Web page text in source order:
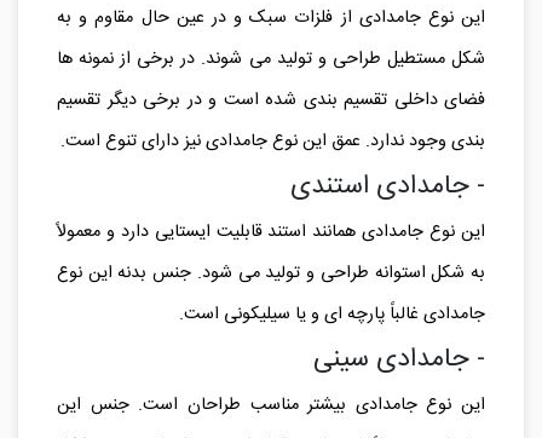
- جامدادی فلزی
این نوع جامدادی از فلزات سبک و در عین حال مقاوم و به
شکل مستطیل طراحی و تولید می شوند. در برخی از نمونه ها
فضای داخلی تقسیم بندی شده است و در برخی دیگر تقسیم
بندی وجود ندارد. عمق این نوع جامدادی نیز دارای تنوع است.
- جامدادی استندی
این نوع جامدادی همانند استند قابلیت ایستایی دارد و معمولاً
به شکل استوانه طراحی و تولید می شود. جنس بدنه این نوع
جامدادی غالباً پارچه ای و یا سیلیکونی است.
- جامدادی سینی